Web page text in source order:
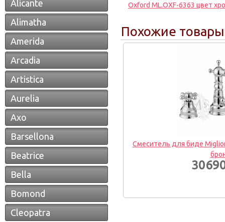
Alicante
Alimatha
Amerida
Arcadia
Artistica
Aurelia
Axo
Barsellona
Beatrice
Bella
Bomond
Cleopatra
Oxford ML.OXF-6363 цвет
Похожие товары
Смеситель для биде